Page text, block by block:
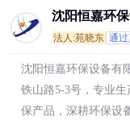
沈阳恒嘉环
法人:苑晓东 通
沈阳恒嘉环保设备有
铁山路5-3号，专业
保产品，深耕环保设